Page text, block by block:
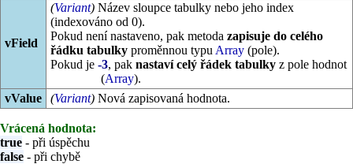
vField
(Variant)Název sloupce tabulky nebo jeho index
(indexováno od 0).
Pokud není nastaveno, pak metoda zapisuje do celého
řádku tabulkyproměnnou typu Array(pole).
Pokud je -3, pak nastaví celý řádek tabulkyz pole hodnot
(Array).
vValue
(Variant)Nová zapisovaná hodnota.
Vrácená hodnota:
true - při úspěchu
false - při chybě